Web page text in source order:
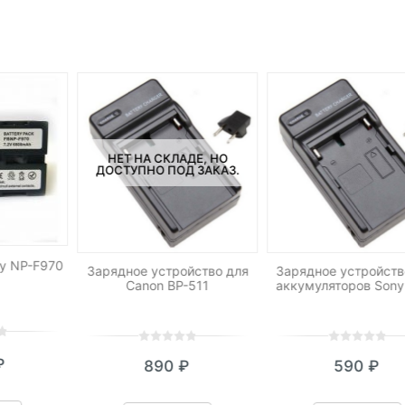
NP-F970
НЕТ НА СКЛАДЕ, НО
ДОСТУПНО ПОД ЗАКАЗ.
Зарядное устройство для
Canon BP-511
out
890₽
Зарядное
аккумуляторов
out
590₽